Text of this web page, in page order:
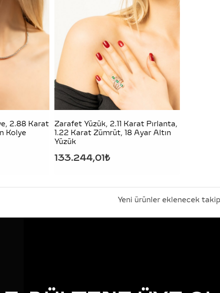
2.88 Karat
Kolye
Zarafet Yüzük, 2.11 Karat Pırlanta,
1.22 Karat Zümrüt, 18 Ayar Altın
Yüzük
133.244,01₺
Yeni ürünler eklenecek